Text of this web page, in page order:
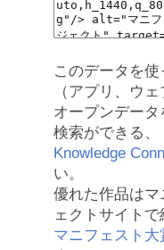
このデータを
（アプリ、ウ
オープンデータ
検索ができる、
Knowledge
い。
優れた作品は
ェクトサイトで
マニフェスト大